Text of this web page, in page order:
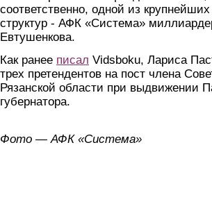
соответственно, одной из
структур - АФК «Система»
Евтушенкова.
Как ранее писал Vidsboku, Лариса
трех претендентов на пост члена
Рязанской области при выдвижении
губернатора.
Фото — АФК «Система»